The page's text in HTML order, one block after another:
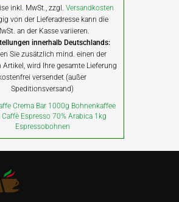
inkl. MwSt., zzgl.Versandkosten
von der Lieferadresse kann die
an der Kasse variieren.
innerhalb Deutschlands:
Sie zusätzlich mind. einen der
Artikel, wird Ihre gesamte Lieferung
versendet (außer
Speditionsversand)
Crema Bar 1000g Bohnenkaffee
Caffè Espresso 70% Arabica 1kg
Espressobohnen